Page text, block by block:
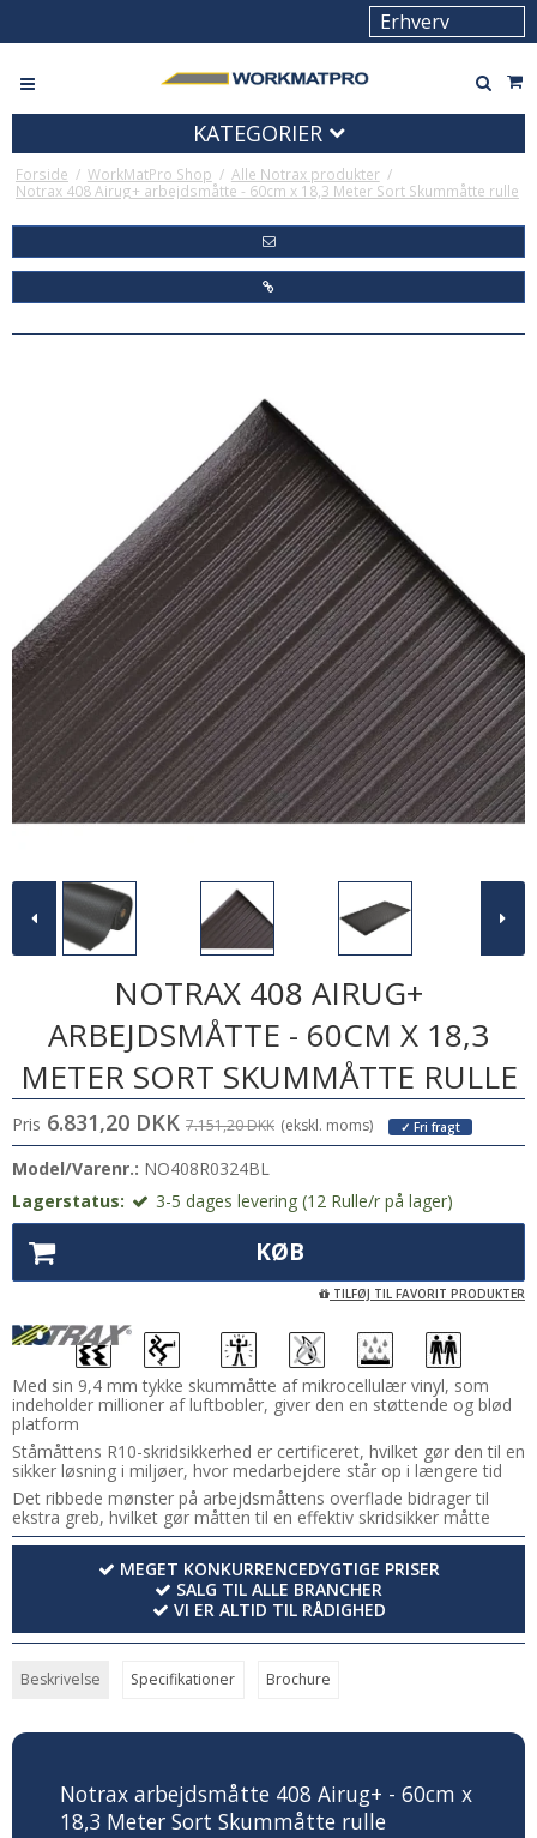
KATEGORIER
Forside / WorkMatPro Shop / Alle Notrax produkter /
Notrax 408 Airug+ arbejdsmåtte - 60cm x 18,3 Meter Sort Skummåtte rulle
NOTRAX 408 AIRUG+
ARBEJDSMÅTTE - 60CM X 18,3
METER SORT SKUMMÅTTE RULLE
Pris 6.831,20 DKK 7.151,20 DKK (ekskl. moms) ✓ Fri fragt
Model/Varenr.: NO408R0324BL
Lagerstatus:
3-5 dages levering (12 Rulle/r på lager)
KØB
TILFØJ TIL FAVORIT PRODUKTER
Med sin 9,4 mm tykke skummåtte af mikrocellulær vinyl, som
indeholder millioner af luftbobler, giver den en støttende og blød
platform
Ståmåttens R10-skridsikkerhed er certificeret, hvilket gør den til en
sikker løsning i miljøer, hvor medarbejdere står op i længere tid
Det ribbede mønster på arbejdsmåttens overflade bidrager til
ekstra greb, hvilket gør måtten til en effektiv skridsikker måtte
MEGET KONKURRENCEDYGTIGE PRISER
SALG TIL ALLE BRANCHER
VI ER ALTID TIL RÅDIGHED
Beskrivelse Specifikationer Brochure
Notrax arbejdsmåtte 408 Airug+ - 60cm x
18,3 Meter Sort Skummåtte rulle